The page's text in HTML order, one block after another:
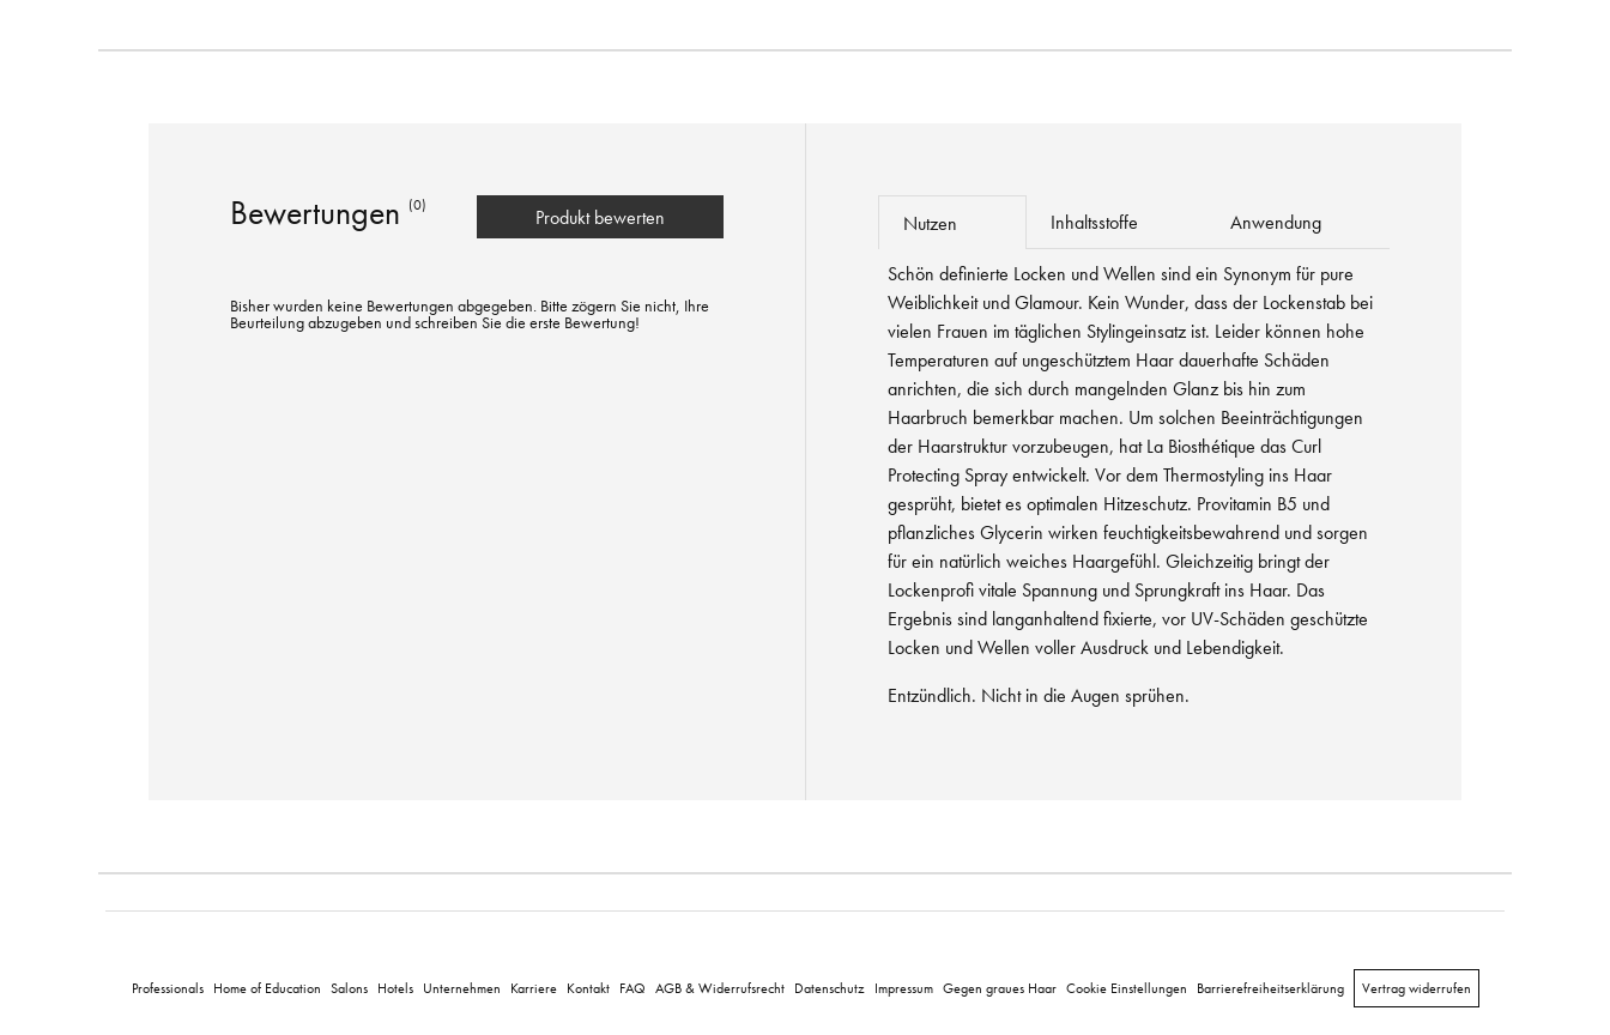
Bewertungen (0)
Produkt bewerten
Bisher wurden keine Bewertungen abgegeben. Bitte zögern Sie nicht, Ihre
Beurteilung abzugeben und schreiben Sie die erste Bewertung!
Nutzen Inhaltsstoffe Anwendung
Schön definierte Locken und Wellen sind ein Synonym für pure
Weiblichkeit und Glamour. Kein Wunder, dass der Lockenstab bei
vielen Frauen im täglichen Stylingeinsatz ist. Leider können hohe
Temperaturen auf ungeschütztem Haar dauerhafte Schäden
anrichten, die sich durch mangelnden Glanz bis hin zum
Haarbruch bemerkbar machen. Um solchen Beeinträchtigungen
der Haarstruktur vorzubeugen, hat La Biosthétique das Curl
Protecting Spray entwickelt. Vor dem Thermostyling ins Haar
gesprüht, bietet es optimalen Hitzeschutz. Provitamin B5 und
pflanzliches Glycerin wirken feuchtigkeitsbewahrend und sorgen
für ein natürlich weiches Haargefühl. Gleichzeitig bringt der
Lockenprofi vitale Spannung und Sprungkraft ins Haar. Das
Ergebnis sind langanhaltend fixierte, vor UV-Schäden geschützte
Locken und Wellen voller Ausdruck und Lebendigkeit.
Entzündlich. Nicht in die Augen sprühen.
Professionals Home of Education Salons Hotels Unternehmen Karriere Kontakt FAQ AGB & Widerrufsrecht Datenschutz Impressum Gegen graues Haar Cookie Einstellungen Barrierefreiheitserklärung Vertrag widerrufen